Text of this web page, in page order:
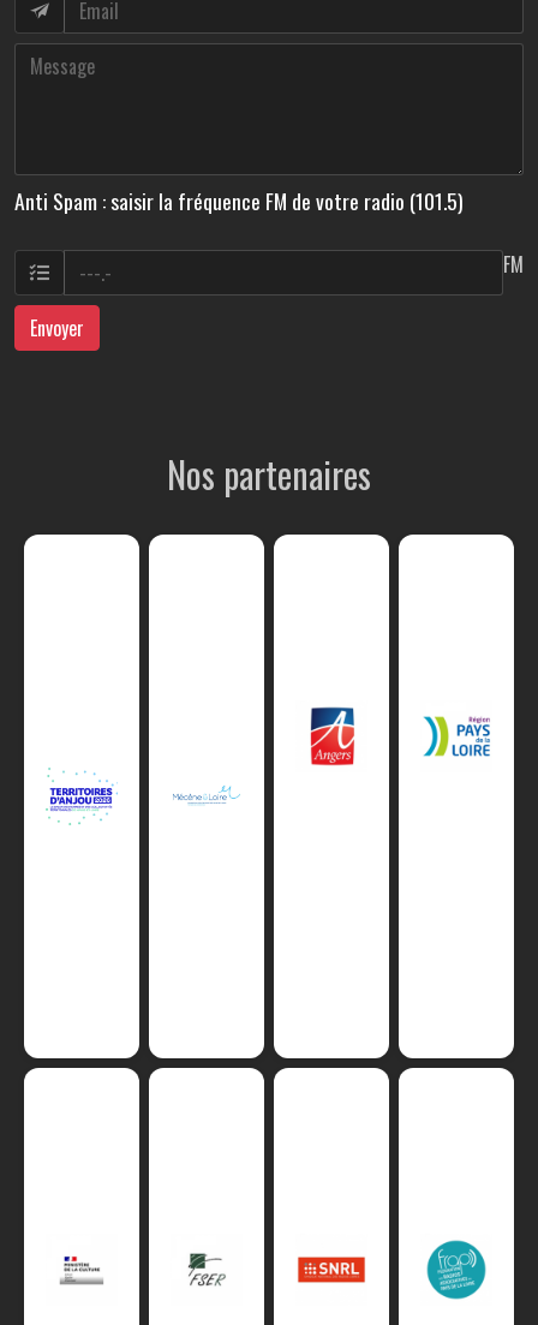
Anti Spam : saisir la fréquence FM de votre radio (101.5)
FM
Envoyer
Nos partenaires